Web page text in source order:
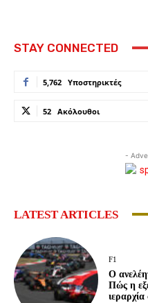
STAY CONNECTED
5,762 Υποστηρικτές
52 Ακόλουθοι
-
LATEST ARTICLES
F1
Ο
Πώς η